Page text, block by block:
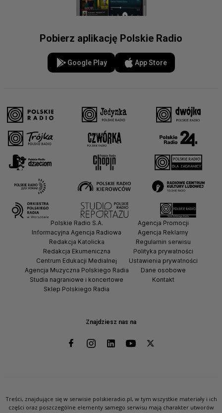
Pobierz aplikację Polskie Radio
Google Play App Store
Znajdziesz nas na
Polskie Radio S.A.
Informacyjna Agencja Radiowa
Redakcja Katolicka
Redakcja Ekumeniczna
Centrum Edukacji Medialnej
Agencja Muzyczna Polskiego Radia
Studia nagraniowe i koncertowe
Sklep Polskiego Radia
Agencja Promocji
Agencja Reklamy
Regulamin serwisu
Polityka prywatności
Ustawienia prywatności
Dane osobowe
Kontakt
Treści, znajdujące się w serwisie polskieradio.pl, w tym wszystkie materiały i ich
części oraz poszczególne elementy samego serwisu mają charakter utworów